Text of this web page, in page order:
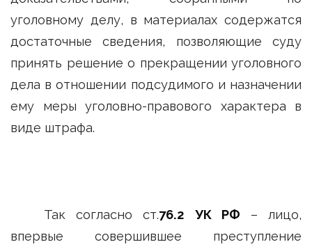
уголовному делу, в материалах содержатся
достаточные сведения, позволяющие суду
принять решение о прекращении уголовного
дела в отношении подсудимого и назначении
ему меры уголовно-правового характера в
виде штрафа.
Так согласно ст.76.2 УК РФ – лицо,
впервые совершившее преступление